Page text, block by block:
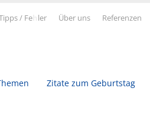
/ Fe ler Über uns Referenzen
Zitate zum Geburtstag